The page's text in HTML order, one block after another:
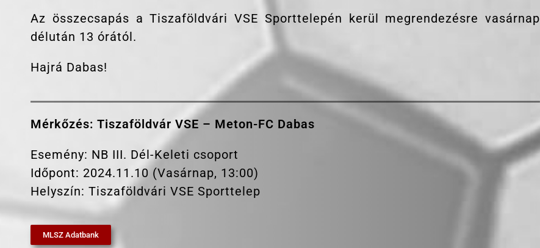
Az összecsapás a Tiszaföldvári VSE Sporttelepén kerül megrendezésre vasárnap
délután 13 órától.
Hajrá Dabas!
Mérkőzés: Tiszaföldvár VSE – Meton-FC Dabas
Esemény: NB III. Dél-Keleti csoport
Időpont: 2024.11.10 (Vasárnap, 13:00)
Helyszín: Tiszaföldvári VSE Sporttelep
MLSZ Adatbank